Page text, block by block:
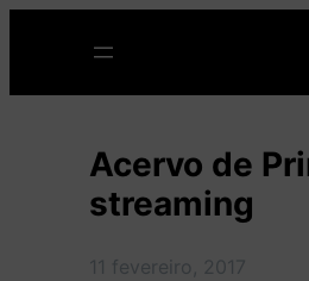
o
Acervo de
streaming
11 fevereiro, 2017